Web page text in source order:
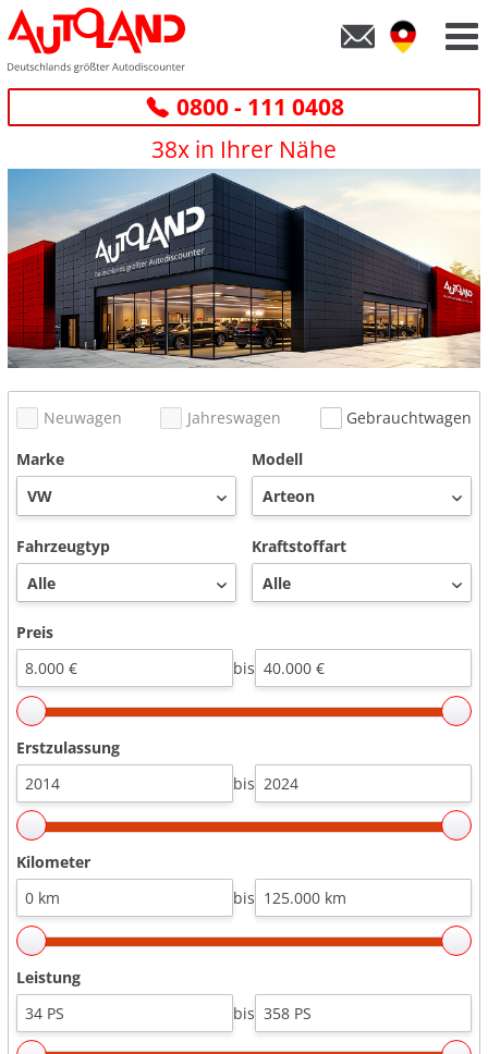
0800 - 111 0408
38x in Ihrer Nähe
Neuwagen Jahreswagen
Gebrauchtwagen
Marke
Modell
Fahrzeugtyp Kraftstoffart
Preis
bis
Erstzulassung
bis
Kilometer
bis
Leistung
bis